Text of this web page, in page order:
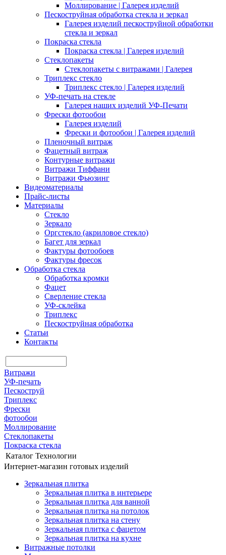
Моллирование | Галерея изделий
Пескоструйная обработка стекла и зеркал
Галерея изделий пескоструйной обработки
стекла и зеркал
Покраска стекла
Покраска стекла | Галерея изделий
Стеклопакеты
Стеклопакеты с витражами | Галерея
Триплекс стекло
Триплекс стекло | Галерея изделий
УФ-печать на стекле
Галерея наших изделий УФ-Печати
Фрески фотообои
Галерея изделий
Фрески и фотообои | Галерея изделий
Пленочный витраж
Фацетный витраж
Контурные витражи
Витражи Тиффани
Витражи Фьюзинг
Видеоматериалы
Прайс-листы
Материалы
Стекло
Зеркало
Оргстекло (акриловое стекло)
Багет для зеркал
Фактуры фотообоев
Фактуры фресок
Обработка стекла
Обработка кромки
Фацет
Сверление стекла
УФ-склейка
Триплекс
Пескоструйная обработка
Статьи
Контакты
Витражи
УФ-печать
Пескоструй
Триплекс
Фрески
фотообои
Моллирование
Стеклопакеты
Покраска стекла
Каталог Технологии
Интернет-магазин готовых изделий
Зеркальная плитка
Зеркальная плитка в интерьере
Зеркальная плитка для ванной
Зеркальная плитка на потолок
Зеркальная плитка на стену
Зеркальная плитка с фацетом
Зеркальная плитка на кухне
Витражные потолки